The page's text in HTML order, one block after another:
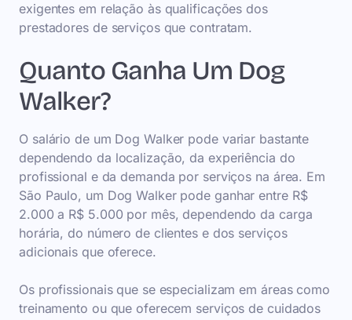
exigentes em relação às qualificações dos
prestadores de serviços que contratam.
Quanto Ganha Um Dog
Walker?
O salário de um Dog Walker pode variar bastante
dependendo da localização, da experiência do
profissional e da demanda por serviços na área. Em
São Paulo, um Dog Walker pode ganhar entre R$
2.000 a R$ 5.000 por mês, dependendo da carga
horária, do número de clientes e dos serviços
adicionais que oferece.
Os profissionais que se especializam em áreas como
treinamento ou que oferecem serviços de cuidados